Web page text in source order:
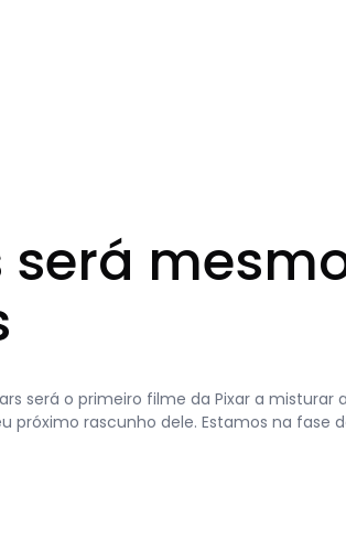
será
será o primeiro filme da Pixar a
próximo rascunho dele. Estamos na